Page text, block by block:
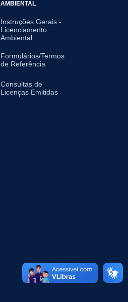
AMBIENTAL
Instruções Gerais -
Licenciamento
Ambiental
Formulários/Termos
de Referência
Consultas de
Licenças Emitidas